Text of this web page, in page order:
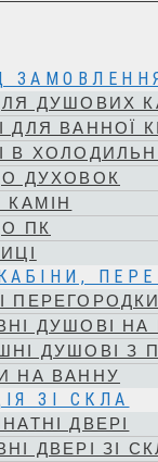
ДУШОВИХ
ДЛЯ ВАННОЇ
В
ДУХОВОК
КАМІН
ПК
ПЕРЕГОРОДКИ
ДУШОВІ НА
ДУШОВІ З
НА ВАННУ
ЗІ СКЛА
ДВЕРІ
ДВЕРІ ЗІ